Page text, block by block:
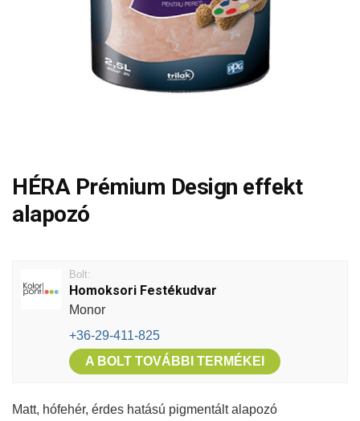
HÉRA Prémium Design effekt
alapozó
Bolt:
Homoksori Festékudvar
Monor
+36-29-411-825
A BOLT TOVÁBBI TERMÉKEI
Matt, hófehér, érdes hatású pigmentált alapozó